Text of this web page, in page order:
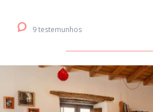
9 testemunhos